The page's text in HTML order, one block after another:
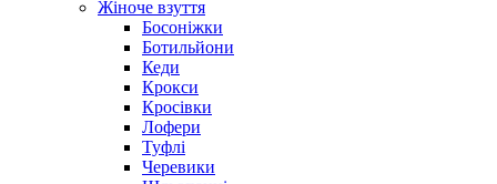
Жіноче взуття
Босоніжки
Ботильйони
Кеди
Крокси
Кросівки
Лофери
Туфлі
Черевики